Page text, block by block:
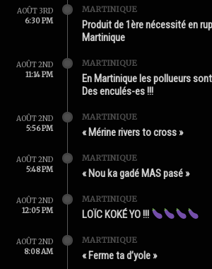
AOÛT 3RD
6:30 PM
MARTINIQUE
Produit de 1ère nécessité en
Martinique
AOÛT 2ND
11:14 PM
MARTINIQUE
En Martinique les pollueurs
Des enculés-es !!!
AOÛT 2ND
5:56 PM
MARTINIQUE
« Mérine rivers to cross »
AOÛT 2ND
5:48 PM
MARTINIQUE
« Nou ka gadé MAS pasé »
AOÛT 2ND
12:05 PM
MARTINIQUE
LOÏC KOKÉ YO !!!
AOÛT 2ND
8:08 AM
MARTINIQUE
« Ferme ta d’yole »